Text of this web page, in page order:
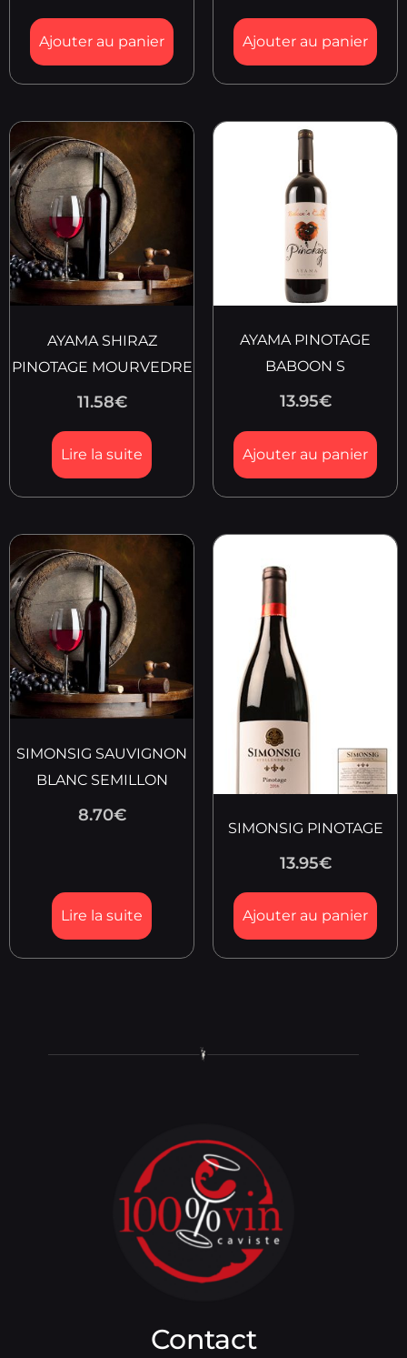
Ajouter au panier Ajouter au panier
AYAMA SHIRAZ
PINOTAGE MOURVEDRE
11.58€
Lire la suite
AYAMA PINOTAGE
BABOON S
13.95€
Ajouter au panier
SIMONSIG SAUVIGNON
BLANC SEMILLON
8.70€
Lire la suite
SIMONSIG PINOTAGE
13.95€
Ajouter au panier
Contact